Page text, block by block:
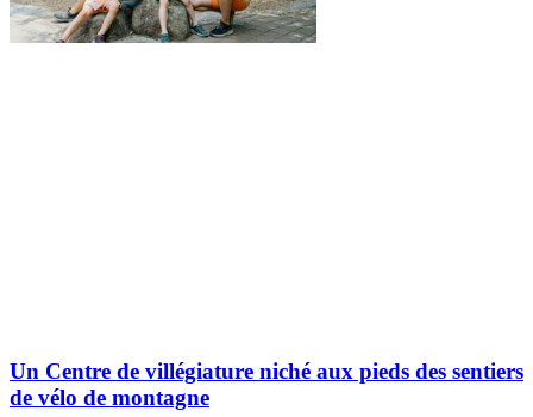
Un Centre de villégiature niché aux pieds des sentiers
de vélo de montagne